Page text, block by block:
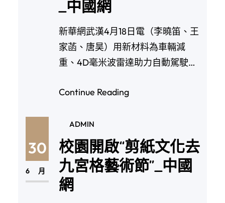
_中國網
新華網武漢4月18日電（李曉笛、王
家菡、唐昊）用新材料為車輛減
重、4D毫米波雷達助力自動駕駛、
Continue Reading
30
6 月
ADMIN
校園開啟“剪紙文化去
九宮格藝術節”_中國
網